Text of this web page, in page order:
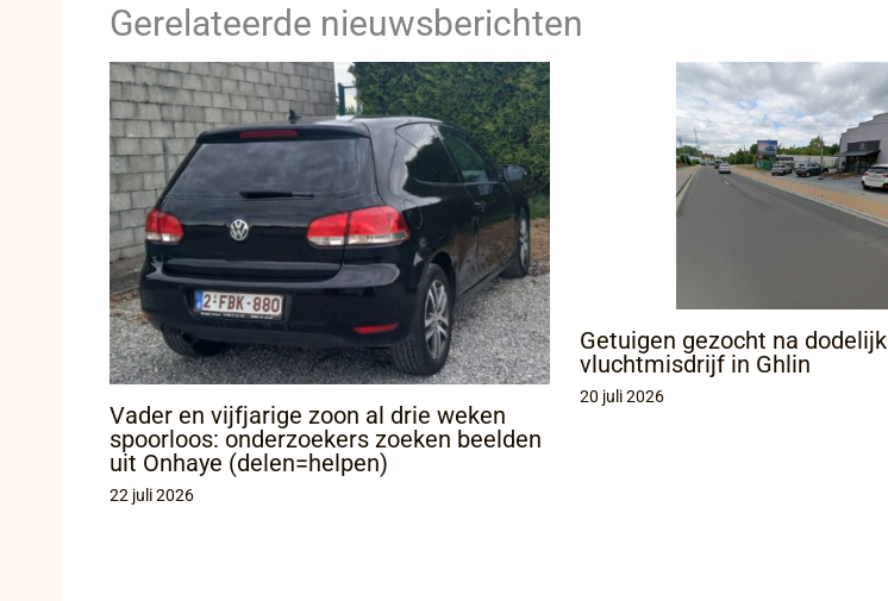
Gerelateerde nieuwsberichten
Vader en vijfjarige zoon al drie weken
spoorloos: onderzoekers zoeken beelden
uit Onhaye (delen=helpen)
22 juli 2026
Getuigen gezocht na dodelijk
vluchtmisdrijf in Ghlin
20 juli 2026